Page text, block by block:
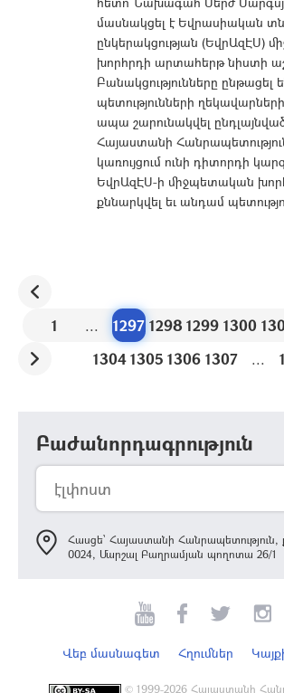
մասնակցել է Եվրասիական
ընկերակցության (ԵվրԱզԷՍ)
խորհրդի արտահերթ նիստի
Բանակցությունները ընթացել
պետությունների
ապա շարունակվել
Հայաստանի
կառույցում ունի դիտորդի
ԵվրԱզԷՍ-ի միջպետական
քննարկվել եւ անդամ
1 ... 1297 1298 1299 1300
13041305 1306 1307 ...
Բաժանորդագրություն
Հասցե՝ Հայաստանի Հանրապետություն,
0024, Մարշալ Բաղրամյան պողոտա 26/1
Վեբ մասնագետ Հղումներ
© 1999-2026 Հայաստանի